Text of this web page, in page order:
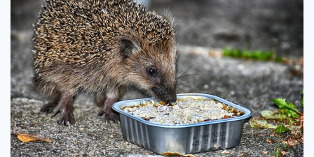
N
I
G
E
L
P
I
L
Z
E
?